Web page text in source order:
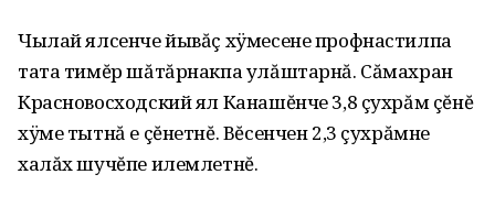
Чылай ялсенче йывăç хÿмесене профнастилпа
тата тимĕр шăтăрнакпа улăштарнă. Сăмахран
Красновосходский ял Канашĕнче 3,8 çухрăм çĕнĕ
хÿме тытнă е çĕнетнĕ. Вĕсенчен 2,3 çухрăмне
халăх шучĕпе илемлетнĕ.